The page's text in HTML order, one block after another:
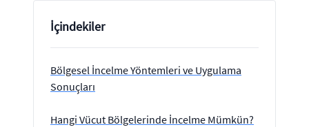
İçindekiler
Bölgesel İncelme Yöntemleri ve Uygulama
Sonuçları
Hangi Vücut Bölgelerinde İncelme Mümkün?